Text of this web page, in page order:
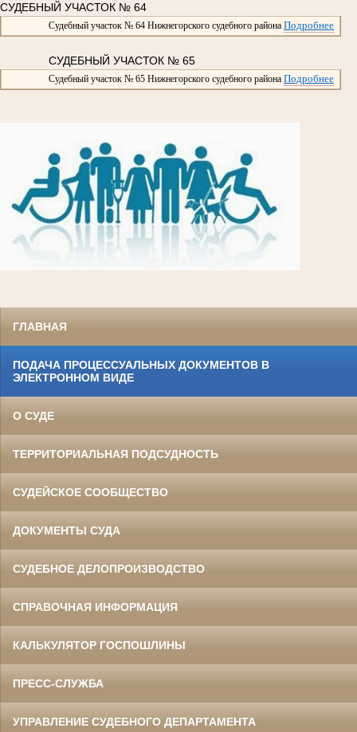
СУДЕБНЫЙ УЧАСТОК № 64
Судебный участок № 64 Нижнегорского судебного района Подробнее
СУДЕБНЫЙ УЧАСТОК № 65
Судебный участок № 65 Нижнегорского судебного района Подробнее
ГЛАВНАЯ
ПОДАЧА ПРОЦЕССУАЛЬНЫХ ДОКУМЕНТОВ В
ЭЛЕКТРОННОМ ВИДЕ
О СУДЕ
ТЕРРИТОРИАЛЬНАЯ ПОДСУДНОСТЬ
СУДЕЙСКОЕ СООБЩЕСТВО
ДОКУМЕНТЫ СУДА
СУДЕБНОЕ ДЕЛОПРОИЗВОДСТВО
СПРАВОЧНАЯ ИНФОРМАЦИЯ
КАЛЬКУЛЯТОР ГОСПОШЛИНЫ
ПРЕСС-СЛУЖБА
УПРАВЛЕНИЕ СУДЕБНОГО ДЕПАРТАМЕНТА